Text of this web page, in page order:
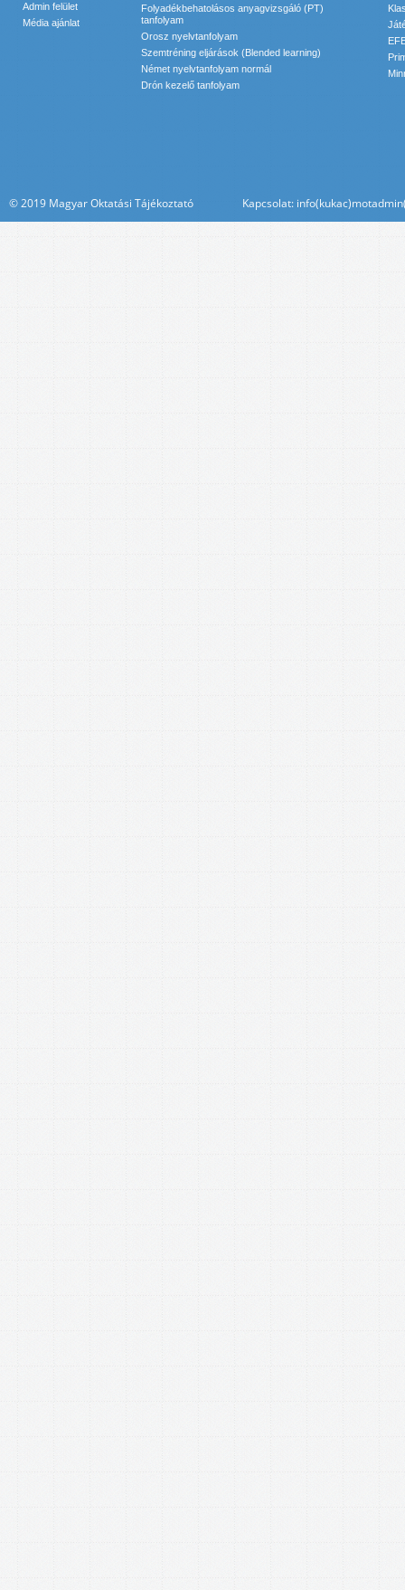
Admin felület
Média ajánlat
Folyadékbehatolásos anyagvizsgáló (PT)
tanfolyam
Orosz nyelvtanfolyam
Szemtréning eljárások (Blended learning)
Német nyelvtanfolyam normál
Drón kezelő tanfolyam
© 2019 Magyar Oktatási Tájékoztató Kapcsolat: